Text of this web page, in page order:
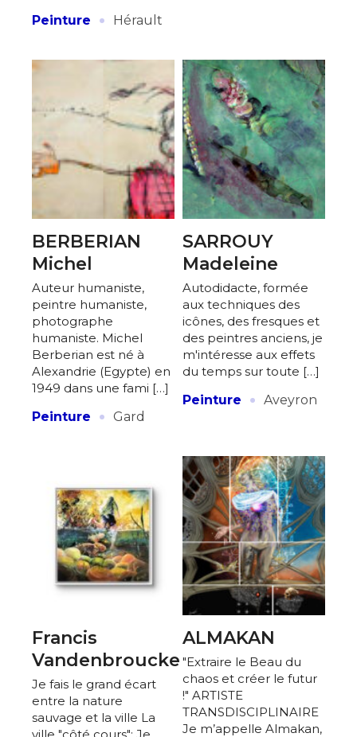
Peinture
· Hérault
BERBERIAN
Michel
Auteur humaniste,
peintre humaniste,
photographe
humaniste. Michel
Berberian est né à
Alexandrie (Egypte) en
1949 dans une fami […]
Peinture
· Gard
SARROUY
Madeleine
Autodidacte, formée
aux techniques des
icônes, des fresques et
des peintres anciens, je
m'intéresse aux effets
du temps sur toute […]
Peinture
· Aveyron
Francis
Vandenbroucke
Je fais le grand écart
entre la nature
sauvage et la ville La
ALMAKAN
"Extraire le Beau du
chaos et créer le futur
!" ARTISTE
TRANSDISCIPLINAIRE
Je m’appelle Almakan,